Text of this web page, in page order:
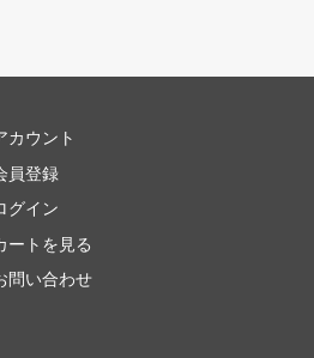
カウント
員登録
グイン
ートを見る
問い合わせ